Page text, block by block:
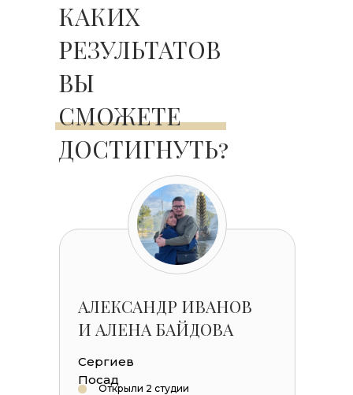
КАКИХ
РЕЗУЛЬТАТОВ
ВЫ
СМОЖЕТЕ
ДОСТИГНУТЬ?
АЛЕКСАНДР ИВАНОВ
И АЛЕНА БАЙДОВА
Сергиев
Посад
Открыли 2 студии